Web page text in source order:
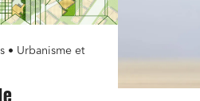
• Urbanisme et